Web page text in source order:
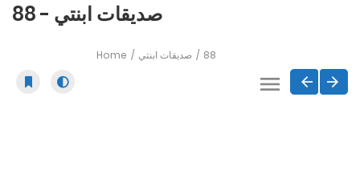
صديقات ابنتي - 88
Home صديقات ابنتي 88